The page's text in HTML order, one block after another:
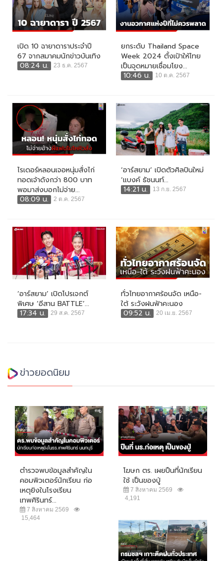
เปิด 10 ฉายาดาราประจำปี
67 จากสมาคมนักข่าวบันเทิง
08:24 น.
23 ธ.ค. 2567
ยกระดับ Thailand Space
Week 2024 ตั้งเป้าให้ไทย
เป็นจุดหมายเชื่อมโยง...
10:46 น.
10 ต.ค. 2567
ไรเดอร์หลอนเจอหนุ่มสั่งไก่
ทอดเจ้าดังกว่า 800 บาท
พอมาส่งบอกไม่จ่าย...
08:09 น.
2 ต.ค. 2567
‘อาร์สยาม’ เปิดตัวศิลปินใหม่
‘แบงค์ ธัชนนท์...
14:21 น.
13 ก.ย. 2567
‘อาร์สยาม’ เปิดโปรเจกต์
พิเศษ ‘อีสาน BATTLE’...
17:34 น.
29 ส.ค. 2567
ทั่วไทยอากาศร้อนจัด เหนือ-
ใต้ ระวังฝนฟ้าคะนอง
09:52 น.
20 เม.ย. 2567
ข่าวยอดนิยม
ตำรวจพบข้อมูลสำคัญใน
คอมพิวเตอร์นักเรียน ก่อ
เหตุยิงในโรงเรียน
เทพศิรินทร์...
7 สิงหาคม 2569
15,464
โฆษก ตร. เผยปืนที่นักเรียน
ใช้ เป็นของปู่
7 สิงหาคม 2569
4,191